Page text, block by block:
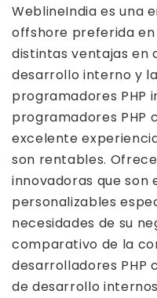
WeblineIndia es una
offshore preferida
distintas ventajas en
desarrollo interno y
programadores PHP
programadores PHP
excelente
son rentables.
innovadoras que son
personalizables
necesidades de su
comparativo de la
desarrolladores PHP
de desarrollo